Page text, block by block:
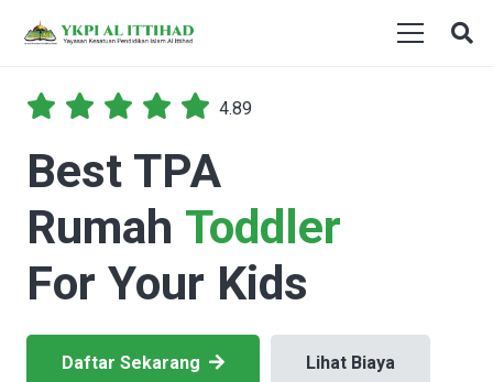
4.89
Best TPA
Rumah Toddler
For Your Kids
Daftar Sekarang Lihat Biaya